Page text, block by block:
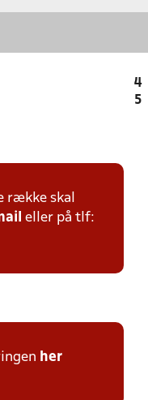
4
5
række skal
eller på tlf:
her